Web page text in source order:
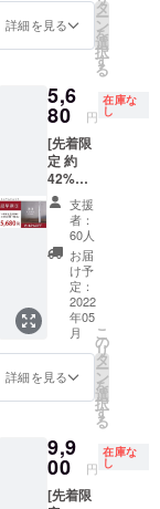
す。
ン・仕
様は変
ざいま
す。ご
了承く
ださ
い。 ※
ご注文
状況、
使用部
材の供
給状
況、製
造工程
上の都
合等に
より出
荷時期
が遅れ
※税込、
送料込
格で
の約
43%OF
F］ ・
個 ・交
換式ブ
ラシ
ヘッド
×2個 ・
充電
ケーブ
ル×1個
（箱サ
イズ：
220mm
×50mm
×20mm
ザイ
ン・仕
様は変
ざいま
す。ご
了承く
ださ
詳細を見る
タ
ー
ン
を
選
択
す
る
5,6
80 円
在庫な
し
[先着限
定 約
42%OF
F ！] ・
ミニマ
ルソ
ニック×
１ ・
5,680円
［一般
販売予
定価格
9,900円
の約
42%OF
F］ ・
個 ・交
換式ブ
ラシ
ヘッド
支援
者：
60人
お届
け予
定：
2022
年05
月
詳細を見る
こ
の
リ
タ
ー
ン
を
選
択
す
る
9,9
00 円
在庫な
し
[先着限